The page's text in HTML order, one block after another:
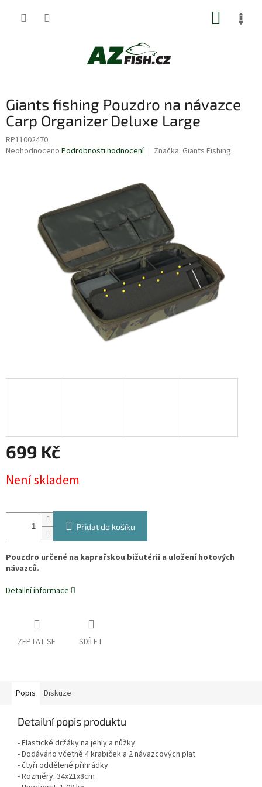
Giants fishing Pouzdro na návazce
Carp Organizer Deluxe Large
RP11002470
Průměrné
hvězdiček.
Neohodnoceno Podrobnosti hodnocení Značka: Giants Fishing
699 Kč
cena:
Není skladem
Přidat do košíku
Pouzdro určené na kaprařskou bižutérii a uložení hotových
návazců.
Detailní informace
ZEPTAT SE SDÍLET
Popis Diskuze
Detailní popis produktu
- Elastické držáky na jehly a nůžky
- Dodáváno včetně 4 krabiček a 2 návazcových plat
- čtyři oddělené přihrádky
- Rozměry: 34x21x8cm